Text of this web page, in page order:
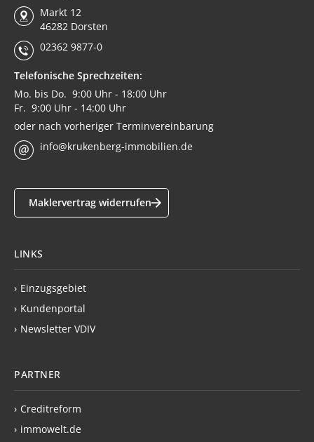
Markt 12
46282 Dorsten
02362 9877-0
Telefonische Sprechzeiten:
Mo. bis Do. 9:00 Uhr - 18:00 Uhr
Fr. 9:00 Uhr - 14:00 Uhr
oder nach vorheriger Terminvereinbarung
info@krukenberg-immobilien.de
Maklervertrag widerrufen
LINKS
› Einzugsgebiet
› Kundenportal
› Newsletter VDIV
PARTNER
› Creditreform
› immowelt.de